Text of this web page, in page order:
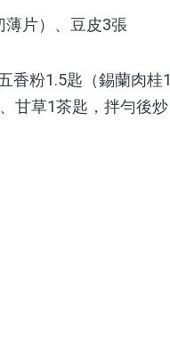
片）、豆皮3張
香粉1.5匙（錫蘭肉桂1
甘草1茶匙，拌勻後炒